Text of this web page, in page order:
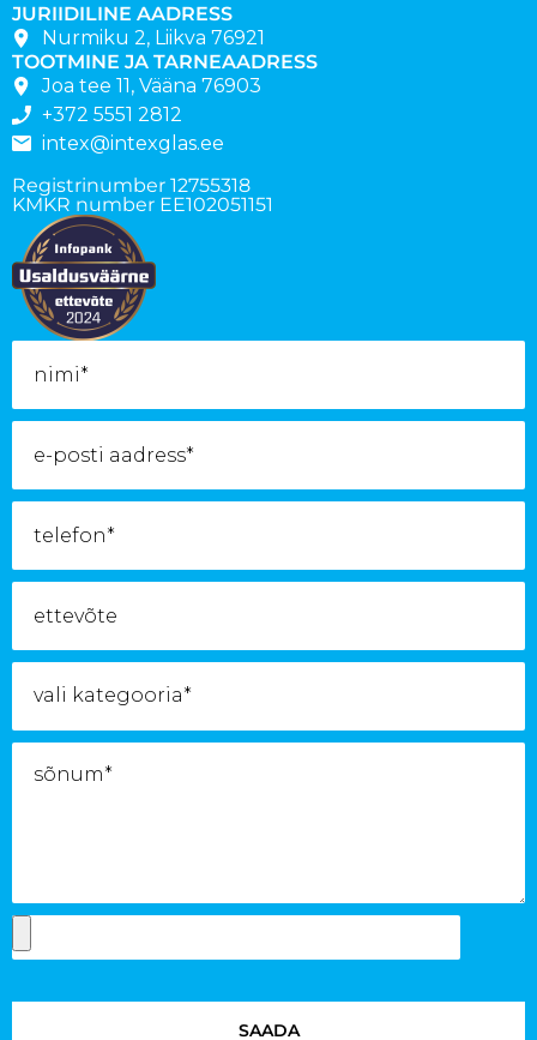
JURIIDILINE AADRESS
Nurmiku 2, Liikva 76921
TOOTMINE JA TARNEAADRESS
Joa tee 11, Vääna 76903
+372 5551 2812
intex@intexglas.ee
Registrinumber 12755318
KMKR number EE102051151
SAADA